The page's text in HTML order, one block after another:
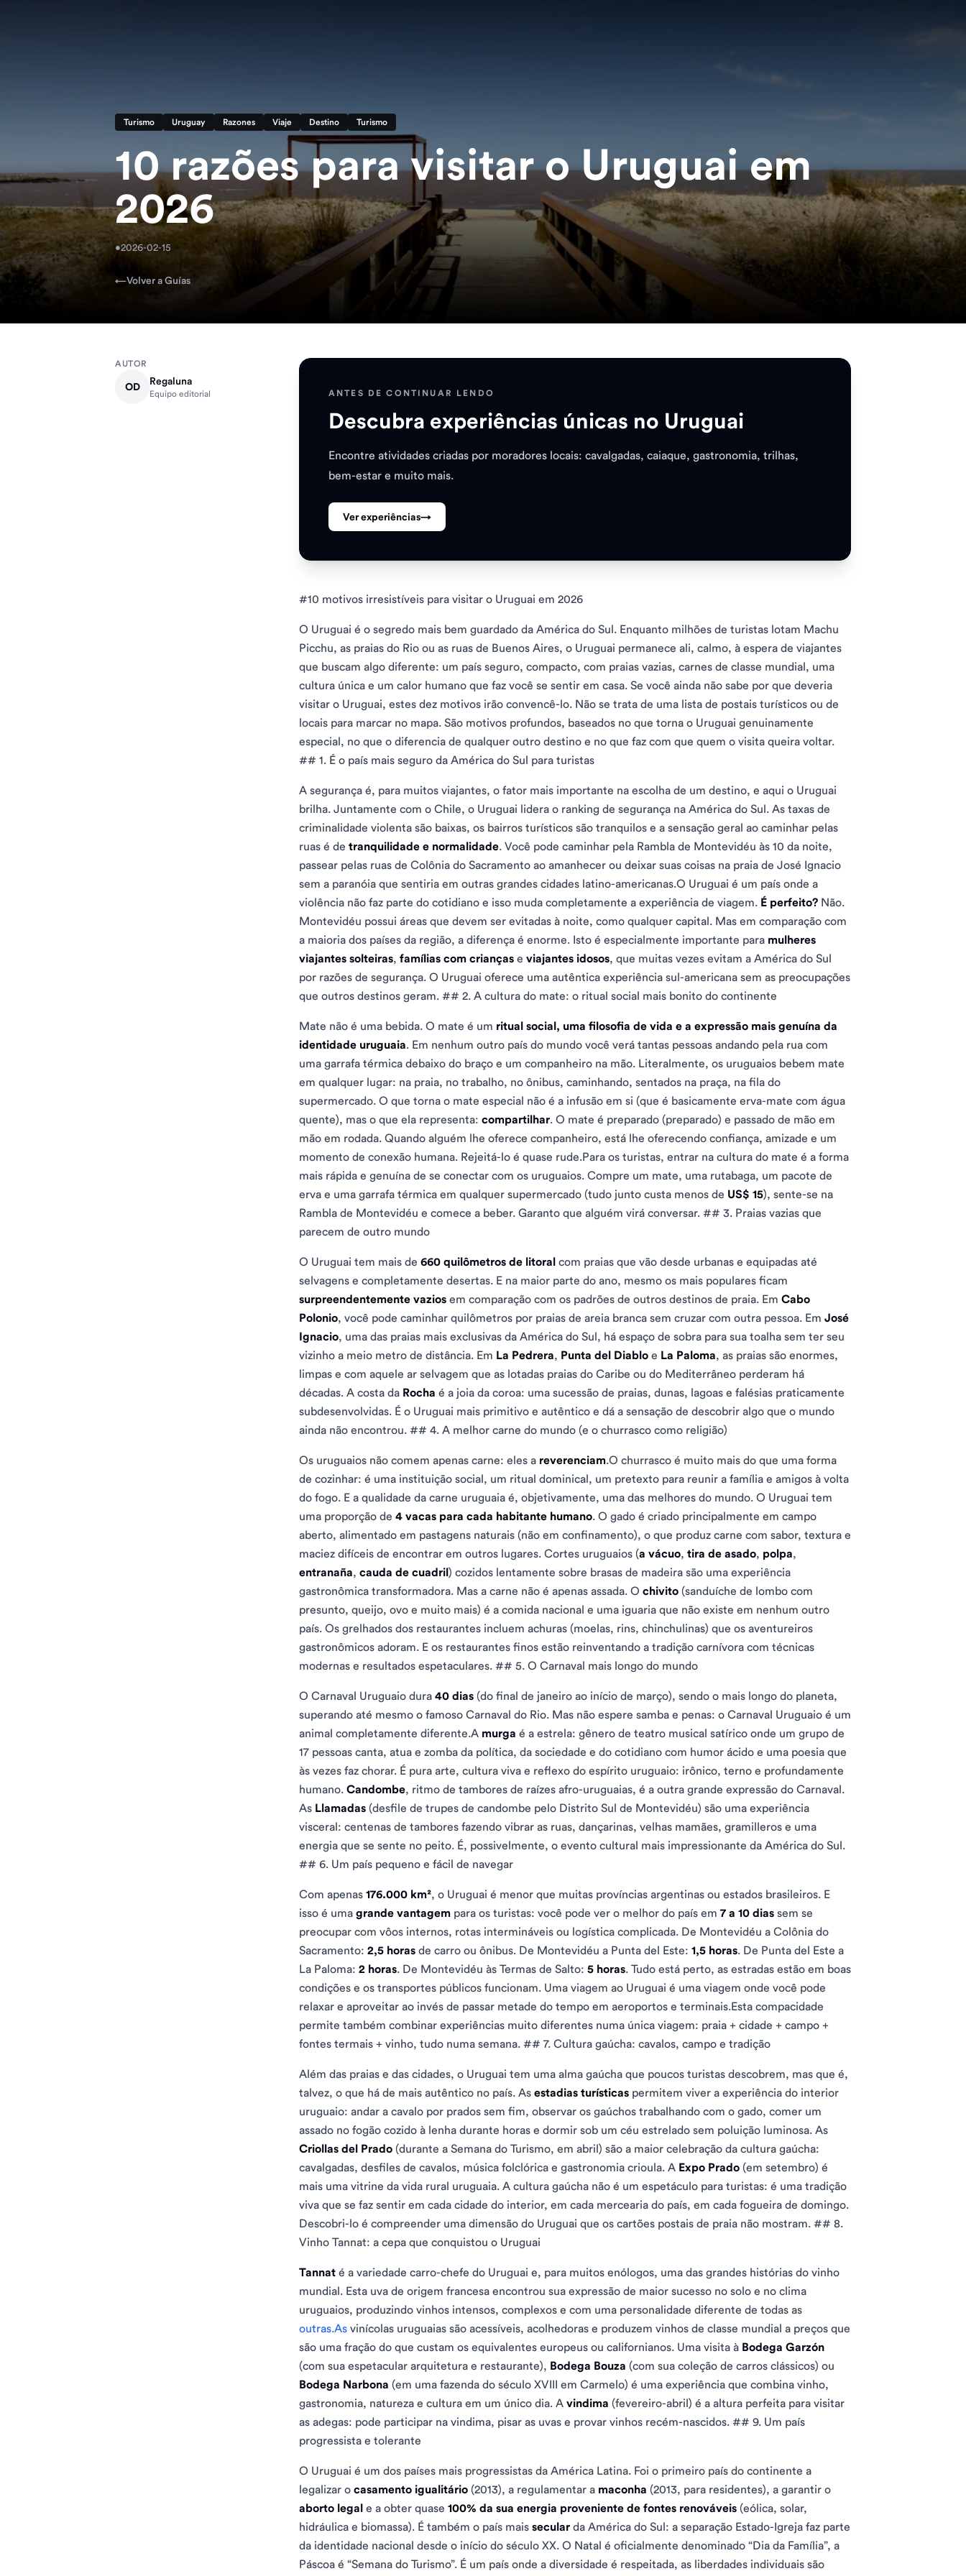
Turismo Uruguay Razones Viaje Destino Turismo
10 razões para visitar o Uruguai em
2026
•2026-02-15
←Volver a Guías
AUTOR
OD Regaluna
Equipo editorial ANTES DE CONTINUAR LENDO
Descubra experiências únicas no Uruguai
Encontre atividades criadas por moradores locais: cavalgadas, caiaque, gastronomia, trilhas,
bem-estar e muito mais.
Ver experiências→
#10 motivos irresistíveis para visitar o Uruguai em 2026
O Uruguai é o segredo mais bem guardado da América do Sul. Enquanto milhões de turistas lotam Machu
Picchu, as praias do Rio ou as ruas de Buenos Aires, o Uruguai permanece ali, calmo, à espera de viajantes
que buscam algo diferente: um país seguro, compacto, com praias vazias, carnes de classe mundial, uma
cultura única e um calor humano que faz você se sentir em casa. Se você ainda não sabe por que deveria
visitar o Uruguai, estes dez motivos irão convencê-lo. Não se trata de uma lista de postais turísticos ou de
locais para marcar no mapa. São motivos profundos, baseados no que torna o Uruguai genuinamente
especial, no que o diferencia de qualquer outro destino e no que faz com que quem o visita queira voltar.
## 1. É o país mais seguro da América do Sul para turistas
A segurança é, para muitos viajantes, o fator mais importante na escolha de um destino, e aqui o Uruguai
brilha. Juntamente com o Chile, o Uruguai lidera o ranking de segurança na América do Sul. As taxas de
criminalidade violenta são baixas, os bairros turísticos são tranquilos e a sensação geral ao caminhar pelas
ruas é de tranquilidade e normalidade. Você pode caminhar pela Rambla de Montevidéu às 10 da noite,
passear pelas ruas de Colônia do Sacramento ao amanhecer ou deixar suas coisas na praia de José Ignacio
sem a paranóia que sentiria em outras grandes cidades latino-americanas.O Uruguai é um país onde a
violência não faz parte do cotidiano e isso muda completamente a experiência de viagem. É perfeito? Não.
Montevidéu possui áreas que devem ser evitadas à noite, como qualquer capital. Mas em comparação com
a maioria dos países da região, a diferença é enorme. Isto é especialmente importante para mulheres
viajantes solteiras, famílias com crianças e viajantes idosos, que muitas vezes evitam a América do Sul
por razões de segurança. O Uruguai oferece uma autêntica experiência sul-americana sem as preocupações
que outros destinos geram. ## 2. A cultura do mate: o ritual social mais bonito do continente
Mate não é uma bebida. O mate é um ritual social, uma filosofia de vida e a expressão mais genuína da
identidade uruguaia. Em nenhum outro país do mundo você verá tantas pessoas andando pela rua com
uma garrafa térmica debaixo do braço e um companheiro na mão. Literalmente, os uruguaios bebem mate
em qualquer lugar: na praia, no trabalho, no ônibus, caminhando, sentados na praça, na fila do
supermercado. O que torna o mate especial não é a infusão em si (que é basicamente erva-mate com água
quente), mas o que ela representa: compartilhar. O mate é preparado (preparado) e passado de mão em
mão em rodada. Quando alguém lhe oferece companheiro, está lhe oferecendo confiança, amizade e um
momento de conexão humana. Rejeitá-lo é quase rude.Para os turistas, entrar na cultura do mate é a forma
mais rápida e genuína de se conectar com os uruguaios. Compre um mate, uma rutabaga, um pacote de
erva e uma garrafa térmica em qualquer supermercado (tudo junto custa menos de US$ 15), sente-se na
Rambla de Montevidéu e comece a beber. Garanto que alguém virá conversar. ## 3. Praias vazias que
parecem de outro mundo
O Uruguai tem mais de 660 quilômetros de litoral com praias que vão desde urbanas e equipadas até
selvagens e completamente desertas. E na maior parte do ano, mesmo os mais populares ficam
surpreendentemente vazios em comparação com os padrões de outros destinos de praia. Em Cabo
Polonio, você pode caminhar quilômetros por praias de areia branca sem cruzar com outra pessoa. Em José
Ignacio, uma das praias mais exclusivas da América do Sul, há espaço de sobra para sua toalha sem ter seu
vizinho a meio metro de distância. Em La Pedrera, Punta del Diablo e La Paloma, as praias são enormes,
limpas e com aquele ar selvagem que as lotadas praias do Caribe ou do Mediterrâneo perderam há
décadas. A costa da Rocha é a joia da coroa: uma sucessão de praias, dunas, lagoas e falésias praticamente
subdesenvolvidas. É o Uruguai mais primitivo e autêntico e dá a sensação de descobrir algo que o mundo
ainda não encontrou. ## 4. A melhor carne do mundo (e o churrasco como religião)
Os uruguaios não comem apenas carne: eles a reverenciam.O churrasco é muito mais do que uma forma
de cozinhar: é uma instituição social, um ritual dominical, um pretexto para reunir a família e amigos à volta
do fogo. E a qualidade da carne uruguaia é, objetivamente, uma das melhores do mundo. O Uruguai tem
uma proporção de 4 vacas para cada habitante humano. O gado é criado principalmente em campo
aberto, alimentado em pastagens naturais (não em confinamento), o que produz carne com sabor, textura e
maciez difíceis de encontrar em outros lugares. Cortes uruguaios (a vácuo, tira de asado, polpa,
entranaña, cauda de cuadril) cozidos lentamente sobre brasas de madeira são uma experiência
gastronômica transformadora. Mas a carne não é apenas assada. O chivito (sanduíche de lombo com
presunto, queijo, ovo e muito mais) é a comida nacional e uma iguaria que não existe em nenhum outro
país. Os grelhados dos restaurantes incluem achuras (moelas, rins, chinchulinas) que os aventureiros
gastronômicos adoram. E os restaurantes finos estão reinventando a tradição carnívora com técnicas
modernas e resultados espetaculares. ## 5. O Carnaval mais longo do mundo
O Carnaval Uruguaio dura 40 dias (do final de janeiro ao início de março), sendo o mais longo do planeta,
superando até mesmo o famoso Carnaval do Rio. Mas não espere samba e penas: o Carnaval Uruguaio é um
animal completamente diferente.A murga é a estrela: gênero de teatro musical satírico onde um grupo de
17 pessoas canta, atua e zomba da política, da sociedade e do cotidiano com humor ácido e uma poesia que
às vezes faz chorar. É pura arte, cultura viva e reflexo do espírito uruguaio: irônico, terno e profundamente
humano. Candombe, ritmo de tambores de raízes afro-uruguaias, é a outra grande expressão do Carnaval.
As Llamadas (desfile de trupes de candombe pelo Distrito Sul de Montevidéu) são uma experiência
visceral: centenas de tambores fazendo vibrar as ruas, dançarinas, velhas mamães, gramilleros e uma
energia que se sente no peito. É, possivelmente, o evento cultural mais impressionante da América do Sul.
## 6. Um país pequeno e fácil de navegar
Com apenas 176.000 km², o Uruguai é menor que muitas províncias argentinas ou estados brasileiros. E
isso é uma grande vantagem para os turistas: você pode ver o melhor do país em 7 a 10 dias sem se
preocupar com vôos internos, rotas intermináveis ​​ou logística complicada. De Montevidéu a Colônia do
Sacramento: 2,5 horas de carro ou ônibus. De Montevidéu a Punta del Este: 1,5 horas. De Punta del Este a
La Paloma: 2 horas. De Montevidéu às Termas de Salto: 5 horas. Tudo está perto, as estradas estão em boas
condições e os transportes públicos funcionam. Uma viagem ao Uruguai é uma viagem onde você pode
relaxar e aproveitar ao invés de passar metade do tempo em aeroportos e terminais.Esta compacidade
permite também combinar experiências muito diferentes numa única viagem: praia + cidade + campo +
fontes termais + vinho, tudo numa semana. ## 7. Cultura gaúcha: cavalos, campo e tradição
Além das praias e das cidades, o Uruguai tem uma alma gaúcha que poucos turistas descobrem, mas que é,
talvez, o que há de mais autêntico no país. As estadias turísticas permitem viver a experiência do interior
uruguaio: andar a cavalo por prados sem fim, observar os gaúchos trabalhando com o gado, comer um
assado no fogão cozido à lenha durante horas e dormir sob um céu estrelado sem poluição luminosa. As
Criollas del Prado (durante a Semana do Turismo, em abril) são a maior celebração da cultura gaúcha:
cavalgadas, desfiles de cavalos, música folclórica e gastronomia crioula. A Expo Prado (em setembro) é
mais uma vitrine da vida rural uruguaia. A cultura gaúcha não é um espetáculo para turistas: é uma tradição
viva que se faz sentir em cada cidade do interior, em cada mercearia do país, em cada fogueira de domingo.
Descobri-lo é compreender uma dimensão do Uruguai que os cartões postais de praia não mostram. ## 8.
Vinho Tannat: a cepa que conquistou o Uruguai
Tannat é a variedade carro-chefe do Uruguai e, para muitos enólogos, uma das grandes histórias do vinho
mundial. Esta uva de origem francesa encontrou sua expressão de maior sucesso no solo e no clima
uruguaios, produzindo vinhos intensos, complexos e com uma personalidade diferente de todas as
outras.As vinícolas uruguaias são acessíveis, acolhedoras e produzem vinhos de classe mundial a preços que
são uma fração do que custam os equivalentes europeus ou californianos. Uma visita à Bodega Garzón
(com sua espetacular arquitetura e restaurante), Bodega Bouza (com sua coleção de carros clássicos) ou
Bodega Narbona (em uma fazenda do século XVIII em Carmelo) é uma experiência que combina vinho,
gastronomia, natureza e cultura em um único dia. A vindima (fevereiro-abril) é a altura perfeita para visitar
as adegas: pode participar na vindima, pisar as uvas e provar vinhos recém-nascidos. ## 9. Um país
progressista e tolerante
O Uruguai é um dos países mais progressistas da América Latina. Foi o primeiro país do continente a
legalizar o casamento igualitário (2013), a regulamentar a maconha (2013, para residentes), a garantir o
aborto legal e a obter quase 100% da sua energia proveniente de fontes renováveis (eólica, solar,
hidráulica e biomassa). É também o país mais secular da América do Sul: a separação Estado-Igreja faz parte
da identidade nacional desde o início do século XX. O Natal é oficialmente denominado “Dia da Família”, a
Páscoa é “Semana do Turismo”. É um país onde a diversidade é respeitada, as liberdades individuais são